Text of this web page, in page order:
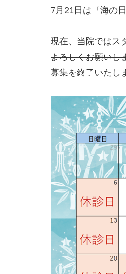
7月21日は『海の
現在、当院ではス
よろしくお願いし
募集を終了いたし